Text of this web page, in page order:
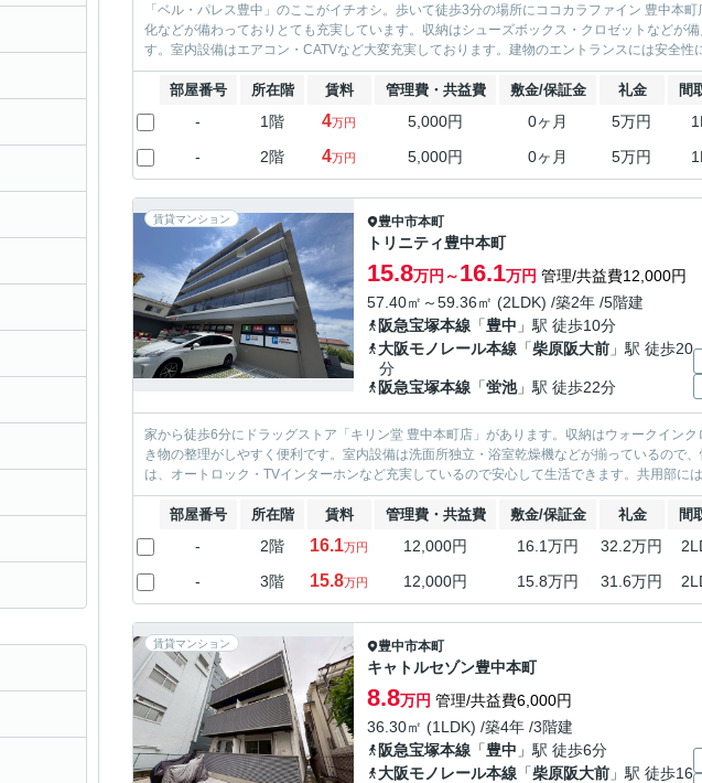
「ベル・パレス豊中」のここがイチオシ。歩いて徒歩3分の場所にココカラファイン 豊中本
化などが備わっておりとても充実しています。収納はシューズボックス・クロゼットなどが
す。室内設備はエアコン・CATVなど大変充実しております。建物のエントランスには安全性
部屋番号 所在階 賃料 管理費・共益費 敷金/保証金 礼金 間
- 1階 4万円 5,000円 0ヶ月 5万円
- 2階 4万円 5,000円 0ヶ月 5万円
賃貸マンション 豊中市本町
トリニティ豊中本町
15.8万円～16.1万円 管理/共益費12,000円
57.40㎡～59.36㎡ (2LDK) /築2年 /5階建
阪急宝塚本線 「豊中 」駅 徒歩10分
大阪モノレール本線 「柴原阪大前 」駅 徒歩20
分
阪急宝塚本線 「蛍池」駅 徒歩22分
家から徒歩6分にドラッグストア「キリン堂 豊中本町店」があります。収納はウォークイン
き物の整理がしやすく便利です。室内設備は洗面所独立・浴室乾燥機などが揃っているので
は、オートロック・TVインターホンなど充実しているので安心して生活できます。共用部に
部屋番号 所在階 賃料 管理費・共益費 敷金/保証金 礼金 間
- 2階 16.1万円 12,000円 16.1万円 32.2万円
- 3階 15.8万円 12,000円 15.8万円 31.6万円
賃貸マンション 豊中市本町
キャトルセゾン豊中本町
8.8万円 管理/共益費6,000円
36.30㎡ (1LDK) /築4年 /3階建
阪急宝塚本線 「豊中 」駅 徒歩6分
大阪モノレール本線 「柴原阪大前 」駅 徒歩16